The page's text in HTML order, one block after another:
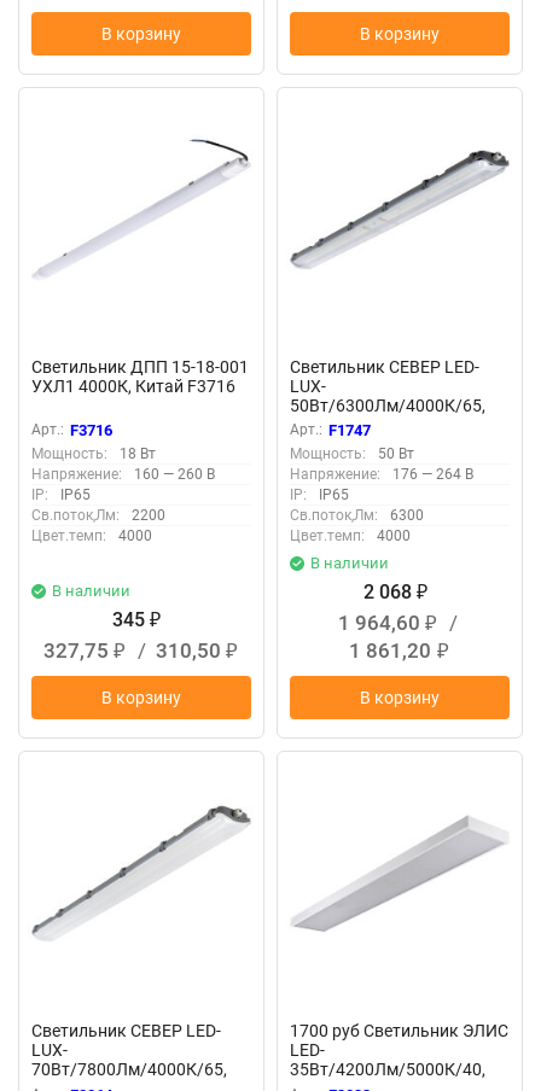
В корзину В корзину
Светильник ДПП 15-18-001
УХЛ1 4000К, Китай F3716
Арт.: F3716
Мощность:
18 Вт
Напряжение:
160 — 260 В
IP:
IP65
Св.поток,Лм:
2200
Цвет.темп:
4000
В наличии
345 ₽
327,75 ₽ / 310,50 ₽
В корзину
Светильник СЕВЕР LED-
LUX-
50Вт/6300Лм/4000К/65,
прозр F1747
Арт.: F1747
Мощность:
50 Вт
Напряжение:
176 — 264 В
IP:
IP65
Св.поток,Лм:
6300
Цвет.темп:
4000
В наличии
2 068 ₽
1 964,60 ₽
/
1 861,20 ₽
В корзину
Светильник СЕВЕР LED-
LUX-
70Вт/7800Лм/4000К/65,
1700 руб Светильник ЭЛИС
LED-
35Вт/4200Лм/5000К/40,